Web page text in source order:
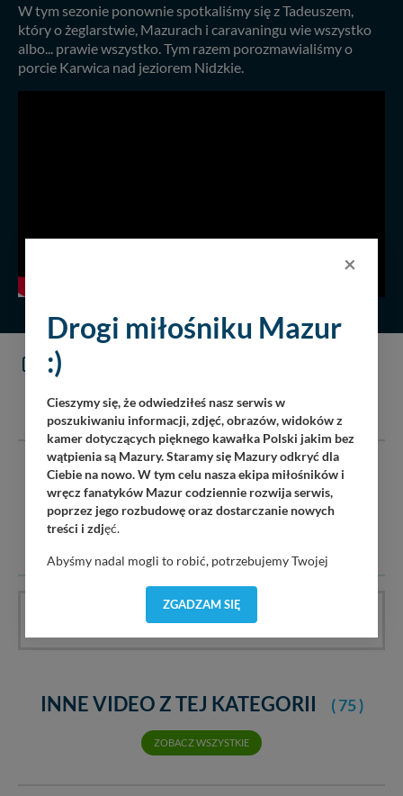
W tym sezonie ponownie spotkaliśmy się z Tadeuszem,
który o żeglarstwie, Mazurach i caravaningu wie wszystko
albo... prawie wszystko. Tym razem porozmawialiśmy o
porcie Karwica nad jeziorem Nidzkie.
KOMENTARZE
DODAJ KOMENTARZ
Serwis mazury24.eu nie ponosi odpowiedzialności za treść
komentarzy i opinii. Prosimy o zamieszczanie komentarzy
dotyczących danej tematyki dyskusji. Wpisy niezwiązane z
tematem, wulgarne, obraźliwe, naruszające prawo będą
Materiał nie ma jeszcze komentarzy, bądź pierwszy!
INNE VIDEO Z TEJ KATEGORII ( 75 )
ZOBACZ WSZYSTKIE
×
Drogi miłośniku Mazur
:)
Cieszymy się, że odwiedziłeś nasz serwis w
poszukiwaniu informacji, zdjęć, obrazów, widoków z
kamer dotyczących pięknego kawałka Polski jakim bez
wątpienia są Mazury. Staramy się Mazury odkryć dla
Ciebie na nowo. W tym celu nasza ekipa miłośników i
wręcz fanatyków Mazur codziennie rozwija serwis,
poprzez jego rozbudowę oraz dostarczanie nowych
treści i zdjęć.
Abyśmy nadal mogli to robić, potrzebujemy Twojej
dostosować do Twoich preferencji. Twoje dane (w tym
pliki cookies) będą zapisywane w celu usprawnienia
zmieniać zakresu naszych uprawnień. Twoje dane są u
intencji, zawsze możesz wycofać swoją zgodę. Więcej
informacji uzyskach w naszejPolityce Prywatności
ZGADZAM SIĘ